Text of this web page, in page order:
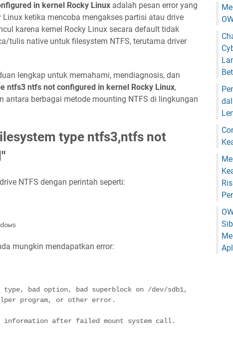
in kernel Rocky Linux adalah pesan error yang
ketika mencoba mengakses partisi atau drive
karena kernel Rocky Linux secara default tidak
tulis native untuk filesystem NTFS, terutama driver
lengkap untuk memahami, mendiagnosis, dan
ntfs3 ntfs not configured in kernel Rocky Linux,
antara berbagai metode mounting NTFS di lingkungan
type ntfs3,ntfs not
NTFS dengan perintah seperti:
mungkin mendapatkan error:
type, bad option, bad superblock on /dev/sdb1,
program, or other error.
after failed mount system call.